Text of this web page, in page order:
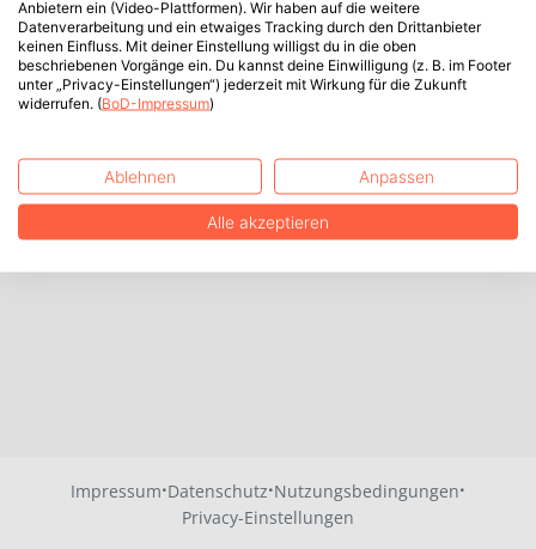
Impressum·Datenschutz·Nutzungsbedingungen·
Privacy-Einstellungen
Anbietern ein (Video-Plattformen). Wir haben auf die weitere
Datenverarbeitung und ein etwaiges Tracking durch den Drittanbieter
keinen Einfluss. Mit deiner Einstellung willigst du in die oben
beschriebenen Vorgänge ein. Du kannst deine Einwilligung (z. B. im Footer
unter „Privacy-Einstellungen“) jederzeit mit Wirkung für die Zukunft
widerrufen. (BoD-Impressum)
Ablehnen Anpassen
Alle akzeptieren